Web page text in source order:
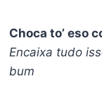
Choca to’ eso
Encaixa tudo
bum